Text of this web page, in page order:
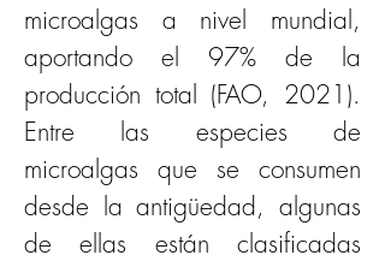
microalgas a nivel mundial,
aportando el 97% de la
producción total (FAO, 2021).
Entre las especies de
microalgas que se consumen
desde la antigüedad, algunas
de ellas están clasificadas